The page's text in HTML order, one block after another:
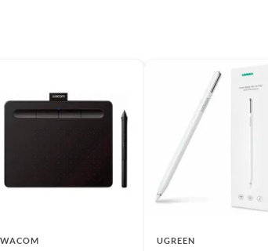
WACOM UGREEN